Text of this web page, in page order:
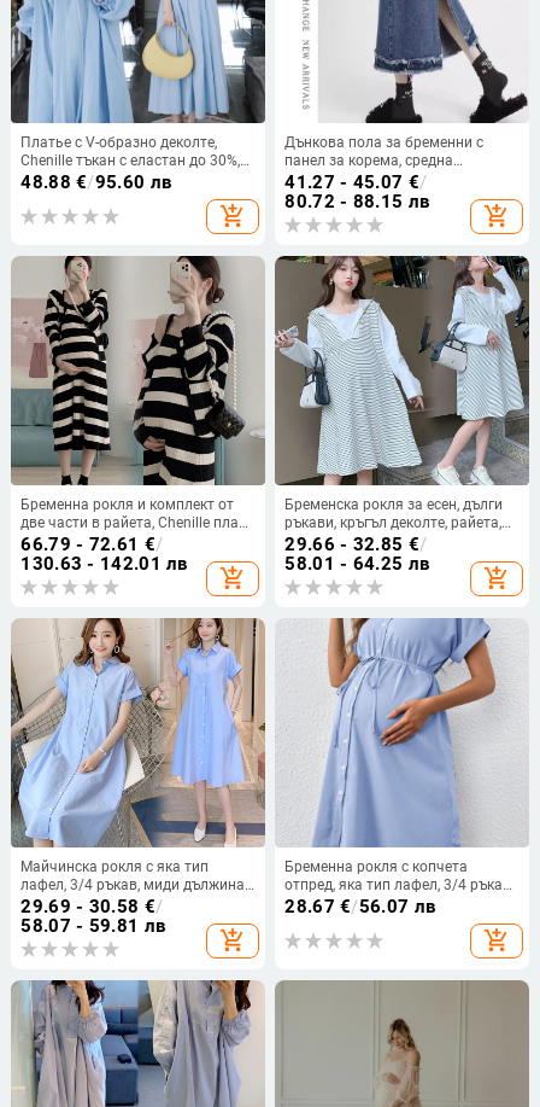
Платье с V-образно деколте,
Chenille тъкан с еластан до 30%,
3/4 ръкав, пола фиштейл,
48.88 €/95.60 лв
add_shopping_cart
Дънкова пола за бременни с
панел за корема, средна
дължина, ретро стил
41.27 - 45.07 €/
80.72 - 88.15 лв
add_shopping_cart
Бременна рокля и комплект от
две части в райета, Chenille плат
с еластан, дълги ръкави, силует
русалка
66.79 - 72.61 €/
130.63 - 142.01 лв
add_shopping_cart
Бременска рокля за есен, дълги
ръкави, кръгъл деколте, райета,
средна дължина, полиестер,
колажни детайли
29.66 - 32.85 €/
58.01 - 64.25 лв
add_shopping_cart
Майчинска рокля с яка тип
лафел, 3/4 ръкав, миди дължина,
кройка A-линия, отвор за
кърмене
29.69 - 30.58 €/
58.07 - 59.81 лв
add_shopping_cart
Бременна рокля с копчета
отпред, яка тип лафел, 3/4 ръкав,
полиестер 95% + спандекс,
едноцветен модел, А-линия,
средна дължина, патчворк
28.67 €/56.07 лв
add_shopping_cart